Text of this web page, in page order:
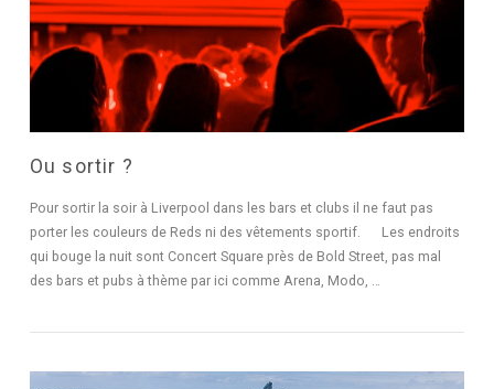
Ou sortir ?
Pour sortir la soir à Liverpool dans les bars et clubs il ne faut pas
porter les couleurs de Reds ni des vêtements sportif. Les endroits
qui bouge la nuit sont Concert Square près de Bold Street, pas mal
des bars et pubs à thème par ici comme Arena, Modo, …